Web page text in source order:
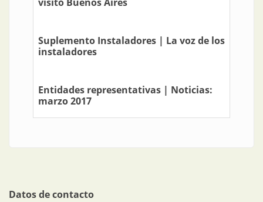
Suplemento Instaladores | La voz de los
instaladores
Entidades representativas | Noticias:
marzo 2017
Datos de contacto